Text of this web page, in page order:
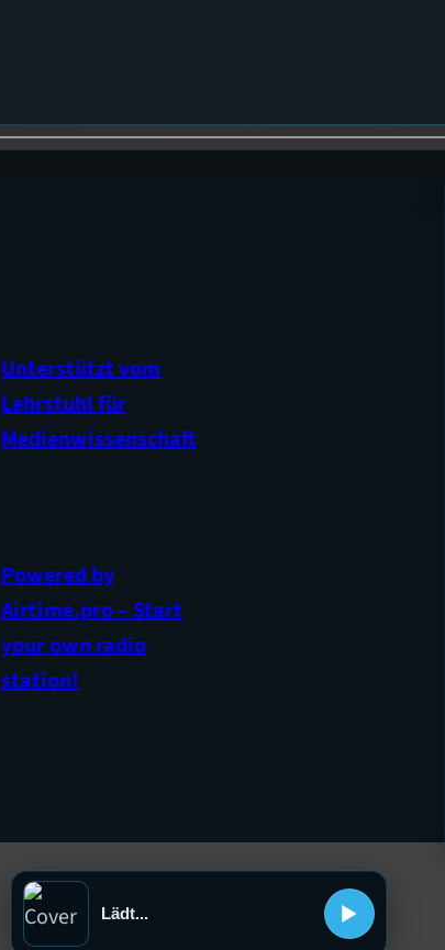
Unterstützt vom
Lehrstuhl für
Medienwissenschaft
Powered by
Airtime.pro – Start
your own radio
station!
Lädt...